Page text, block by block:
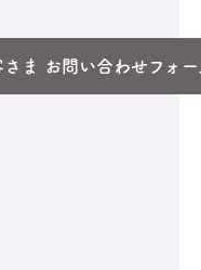
ま お問い合わせフォー